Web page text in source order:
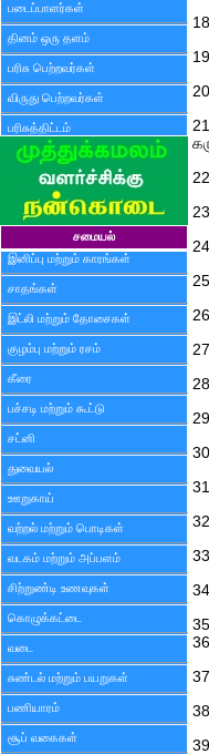
படைப்பாளர்கள்
தினம் ஒரு தளம்
பரிசு பெற்றவர்கள்
விருது பெற்றவர்கள்
பரிசுத்திட்டம்
சமையல்
இனிப்பு மற்றும் காரங்கள்
சாதங்கள்
இட்லி மற்றும் தோசைகள்
குழம்பு மற்றும் ரசம்
கீரை
பச்சடி மற்றும் கூட்டு
சட்னி
துவையல்
ஊறுகாய்
வற்றல் மற்றும் பொடிகள்
வடகம் மற்றும் அப்பளம்
சிற்றுண்டி உணவுகள்
கொழுக்கட்டை
வடை
சுண்டல் மற்றும் பயறுகள்
பணியாரம்
சூப் வகைகள்